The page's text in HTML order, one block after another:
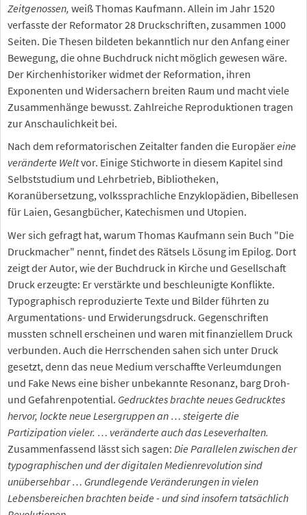
Zeitgenossen, weiß Thomas Kaufmann. Allein im Jahr 1520
verfasste der Reformator 28 Druckschriften, zusammen 1000
Seiten. Die Thesen bildeten bekanntlich nur den Anfang einer
Bewegung, die ohne Buchdruck nicht möglich gewesen wäre.
Der Kirchenhistoriker widmet der Reformation, ihren
Exponenten und Widersachern breiten Raum und macht viele
Zusammenhänge bewusst. Zahlreiche Reproduktionen tragen
zur Anschaulichkeit bei.
Nach dem reformatorischen Zeitalter fanden die Europäereine
veränderte Weltvor. Einige Stichworte in diesem Kapitel sind
Selbststudium und Lehrbetrieb, Bibliotheken,
Koranübersetzung, volkssprachliche Enzyklopädien, Bibellesen
für Laien, Gesangbücher, Katechismen und Utopien.
Wer sich gefragt hat, warum Thomas Kaufmann sein Buch "Die
Druckmacher" nennt, findet des Rätsels Lösung im Epilog. Dort
zeigt der Autor, wie der Buchdruck in Kirche und Gesellschaft
Druck erzeugte: Er verstärkte und beschleunigte Konflikte.
Typographisch reproduzierte Texte und Bilder führten zu
Argumentations- und Erwiderungsdruck. Gegenschriften
mussten schnell erscheinen und waren mit finanziellem Druck
verbunden. Auch die Herrschenden sahen sich unter Druck
gesetzt, denn das neue Medium verschaffte Verleumdungen
und Fake News eine bisher unbekannte Resonanz, barg Droh-
und Gefahrenpotential. Gedrucktes brachte neues Gedrucktes
hervor, lockte neue Lesergruppen an … steigerte die
Partizipation vieler. … veränderte auch das Leseverhalten.
Zusammenfassend lässt sich sagen: Die Parallelen zwischen der
typographischen und der digitalen Medienrevolution sind
unübersehbar … Grundlegende Veränderungen in vielen
Lebensbereichen brachten beide - und sind insofern tatsächlich